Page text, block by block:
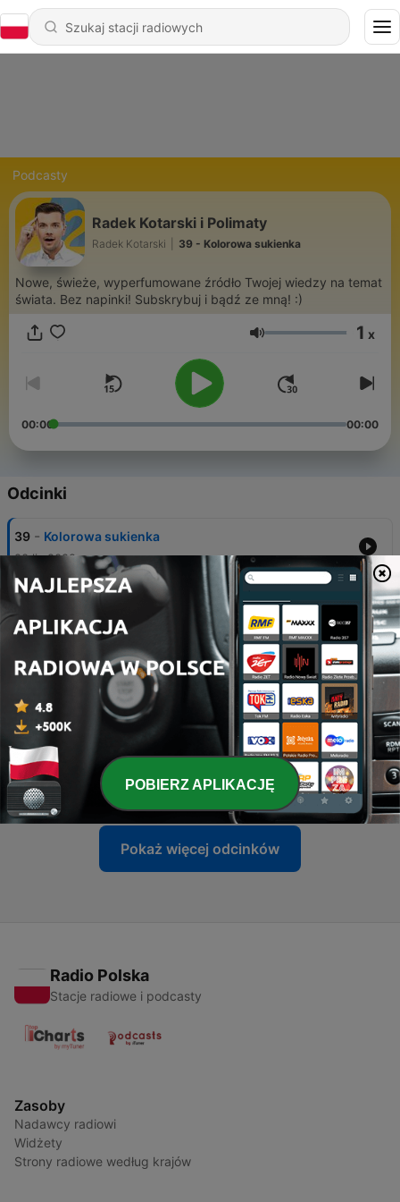
Podcasty
Radek Kotarski i Polimaty
Radek Kotarski 39 - Kolorowa sukienka
Nowe, świeże, wyperfumowane źródło Twojej wiedzy na temat
świata. Bez napinki! Subskrybuj i bądź ze mną! :)
Głośność 1 x
00:00 00:00
Odcinki
39 - Kolorowa sukienka
20 lis 2022
38 - "Bardzo miło" z Jarosławem Wolskim
Ukraińska kelnerka musiała obsłużyć...
13 lis 2022
36 - Czy bić dzieci?
06 lis 2022
35 - Co dalej z Polimatami?
17 lut 2022
Pokaż więcej odcinków
Radio Polska
Stacje radiowe i podcasty
Zasoby
Nadawcy radiowi
Widżety
Strony radiowe według krajów
POBIERZ APLIKACJĘ